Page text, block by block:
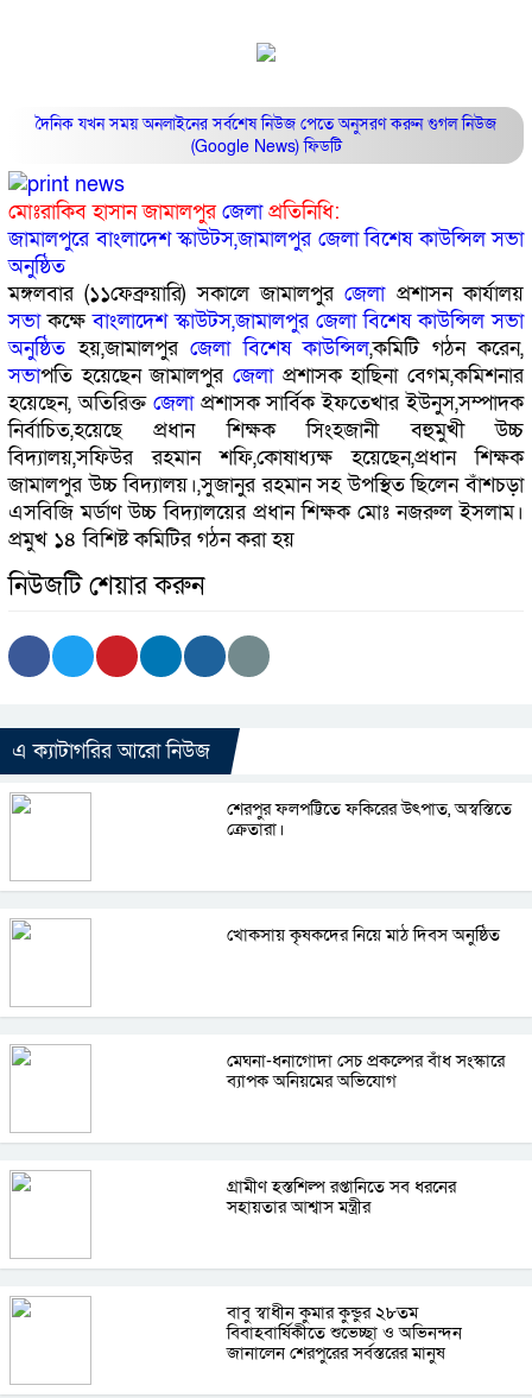
দৈনিক যখন সময় অনলাইনের সর্বশেষ নিউজ পেতে অনুসরণ করুনগুগল নিউজ
(Google News)ফিডটি
মোঃরাকিব হাসান জামালপুরজেলাপ্রতিনিধি:
জামালপুরে বাংলাদেশ স্কাউটস,জামালপুর জেলা বিশেষ কাউন্সিল সভা
অনুষ্ঠিত
মঙ্গলবার (১১ফেব্রুয়ারি) সকালে জামালপুরজেলাপ্রশাসন কার্যালয়
সভাকক্ষেবাংলাদেশ স্কাউটস,জামালপুর জেলা বিশেষ কাউন্সিল সভা
অনুষ্ঠিতহয়,জামালপুর জেলা বিশেষ কাউন্সিল,কমিটি গঠন করেন,
সভাপতি হয়েছেন জামালপুর জেলাপ্রশাসক হাছিনা বেগম,কমিশনার
হয়েছেন, অতিরিক্ত জেলাপ্রশাসক সার্বিক ইফতেখার ইউনুস,সম্পাদক
নির্বাচিত,হয়েছে প্রধান শিক্ষক সিংহজানী বহুমুখী উচ্চ
বিদ্যালয়,সফিউর রহমান শফি,কোষাধ্যক্ষ হয়েছেন,প্রধান শিক্ষক
জামালপুর উচ্চ বিদ্যালয়।,সুজানুর রহমান সহ উপস্থিত ছিলেন বাঁশচড়া
এসবিজি মর্ডাণ উচ্চ বিদ্যালয়ের প্রধান শিক্ষক মোঃ নজরুল ইসলাম।
প্রমুখ ১৪ বিশিষ্ট কমিটির গঠন করা হয়
নিউজটি শেয়ার করুন
এ ক্যাটাগরির আরো নিউজ
শেরপুর ফলপট্টিতে ফকিরের উৎপাত, অস্বস্তিতে
ক্রেতারা।
খোকসায় কৃষকদের নিয়ে মাঠ দিবস অনুষ্ঠিত
মেঘনা-ধনাগোদা সেচ প্রকল্পের বাঁধ সংস্কারে
ব্যাপক অনিয়মের অভিযোগ
গ্রামীণ হস্তশিল্প রপ্তানিতে সব ধরনের
সহায়তার আশ্বাস মন্ত্রীর
বাবু স্বাধীন কুমার কুন্ডুর ২৮তম
বিবাহবার্ষিকীতে শুভেচ্ছা ও অভিনন্দন
জানালেন শেরপুরের সর্বস্তরের মানুষ